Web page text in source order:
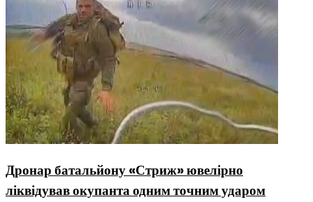
Дронар батальйону «Стриж» ювелірно
ліквідував окупанта одним точним ударом